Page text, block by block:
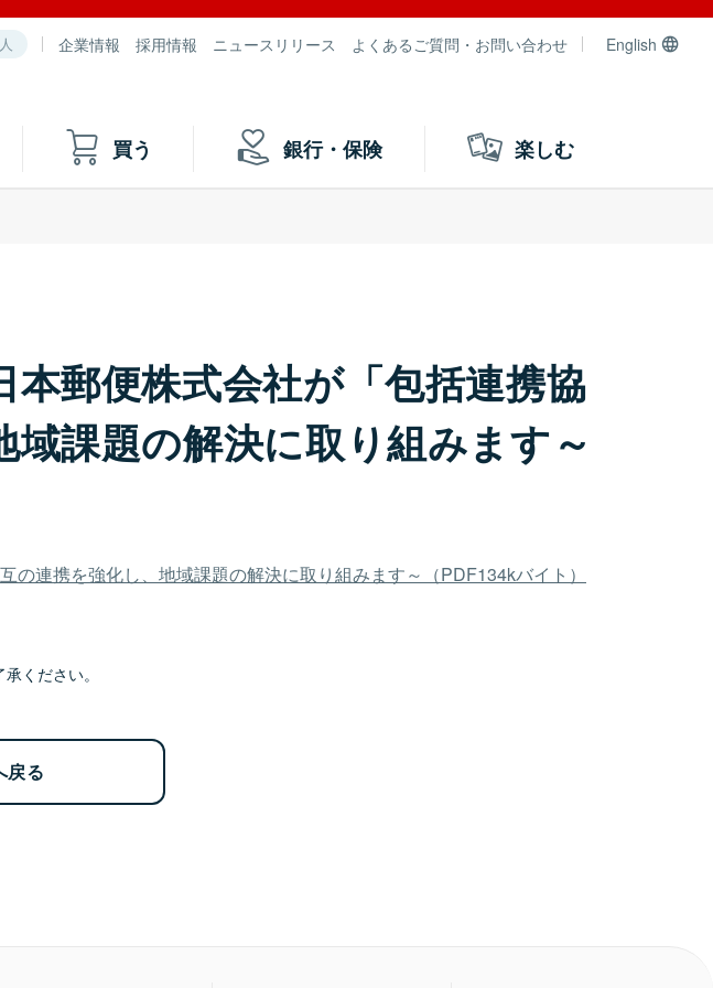
企業情報 採用情報 ニュースリリース よくあるご質問・お問い合わせ English
買う 銀行・保険 楽しむ
郵便株式会社が「包括連携協
課題の解決に取り組みます～
連携を強化し、地域課題の解決に取り組みます～（PDF134kバイト）
ください。
戻る